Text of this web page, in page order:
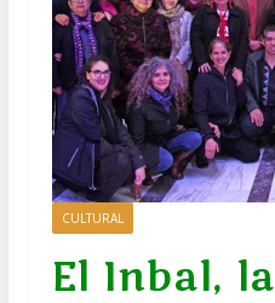
CULTURAL
El Inbal, la